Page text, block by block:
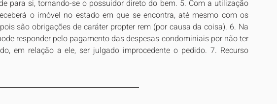
para si, tornando-se o possuidor direto do bem. 5. Com a utilização
o imóvel no estado em que se encontra, até mesmo com os
são obrigações de caráter propter rem (por causa da coisa). 6. Na
responder pelo pagamento das despesas condominiais por não ter
em relação a ele, ser julgado improcedente o pedido. 7. Recurso